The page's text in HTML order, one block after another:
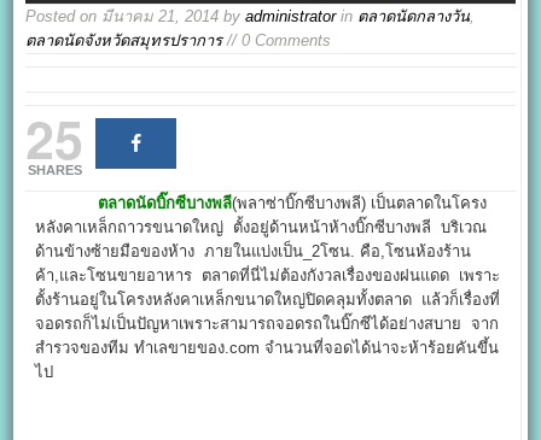
Posted on มีนาคม 21, 2014 byadministratorin ตลาดนัดกลางวัน,
ตลาดนัดจังหวัดสมุทรปราการ// 0 Comments
25
SHARES
ตลาดนัดบิ๊กซีบางพลี(พลาซ่าบิ๊กซีบางพลี) เป็นตลาดในโครง
หลังคาเหล็กถาวรขนาดใหญ่ ตั้งอยู่ด้านหน้าห้างบิ๊กซีบางพลี บริเวณ
ด้านข้างซ้ายมือของห้าง ภายในแบ่งเป็น_2โซน. คือ,โซนห้องร้าน
ค้า,และโซนขายอาหาร ตลาดที่นี่ไม่ต้องกังวลเรื่องของฝนแดด เพราะ
ตั้งร้านอยู่ในโครงหลังคาเหล็กขนาดใหญ่ปิดคลุมทั้งตลาด แล้วก็เรื่องที่
จอดรถก็ไม่เป็นปัญหาเพราะสามารถจอดรถในบิ๊กซีได้อย่างสบาย จาก
สำรวจของทีม ทำเลขายของ.com จำนวนที่จอดได้น่าจะห้าร้อยคันขึ้น
ไป